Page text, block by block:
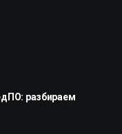
разбираем